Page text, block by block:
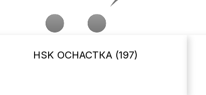
HSK ОСНАСТКА (197)